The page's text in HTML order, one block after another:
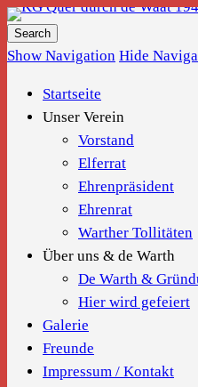
KG Quer durch de Waat 1947
Show Navigation Hide
Startseite
Unser Verein
Vorstand
Elferrat
Ehrenpräsident
Ehrenrat
Warther Tollitäten
Über uns & de Warth
De Warth &
Hier wird gefeiert
Galerie
Freunde
Impressum / Kontakt